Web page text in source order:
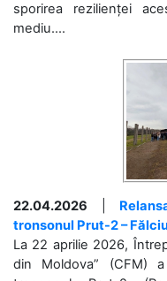
sporirea rezilienței
mediu....
22.04.2026
tronsonul Prut-2 –
La 22 aprilie 2026,
din Moldova” (CFM)